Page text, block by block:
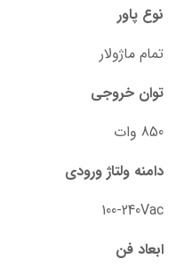
نوع پاور
تمام ماژولار
توان خروجی
850 وات
دامنه ولتاژ ورودی
100-240Vac
ابعاد فن